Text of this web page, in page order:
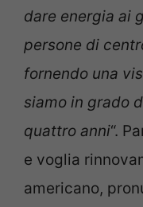
dare energia ai
persone di
fornendo una
siamo in grado
quattro anni“.
e voglia
americano,